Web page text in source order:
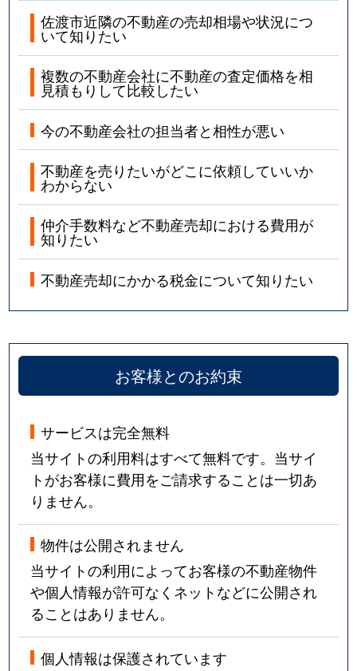
佐渡市近隣の不動産の売却相場や状況につ
いて知りたい
複数の不動産会社に不動産の査定価格を相
見積もりして比較したい
今の不動産会社の担当者と相性が悪い
不動産を売りたいがどこに依頼していいか
わからない
仲介手数料など不動産売却における費用が
知りたい
不動産売却にかかる税金について知りたい
お客様とのお約束
サービスは完全無料
当サイトの利用料はすべて無料です。当サイ
トがお客様に費用をご請求することは一切あ
りません。
物件は公開されません
当サイトの利用によってお客様の不動産物件
や個人情報が許可なくネットなどに公開され
ることはありません。
個人情報は保護されています